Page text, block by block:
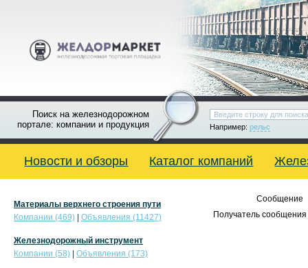
Поиск на железнодорожном
портале: компании и продукция
Например: рельс
Новости и обзоры Каталог компаний
Сообщение
Получатель сообщения
Материалы верхнего строения пути
Компании (469)
Объявления (11427)
Железнодорожный инструмент
Компании (58)
Объявления (173)